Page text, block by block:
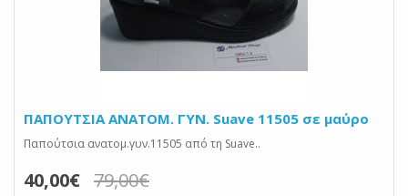
ΠΑΠΟΥΤΣΙΑ ANATOM. ΓΥΝ. Suave 11505 σε μαύρο
Παπούτσια ανατομ.γυν.11505 από τη Suave..
40,00€ 79,00€